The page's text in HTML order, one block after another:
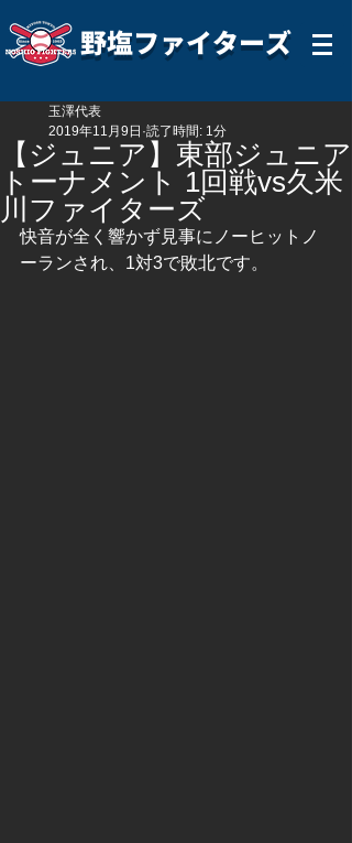
野塩ファイターズ
【ジュニア】東部ジュニア
トーナメント 1回戦vs久米
川ファイターズ
玉澤代表
2019年11月9日 読了時間: 1分
快音が全く響かず見事にノーヒットノ
ーランされ、1対3で敗北です。